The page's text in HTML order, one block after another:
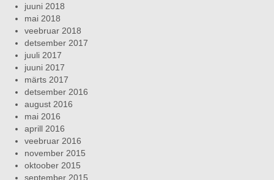
juuni 2018
mai 2018
veebruar 2018
detsember 2017
juuli 2017
juuni 2017
märts 2017
detsember 2016
august 2016
mai 2016
aprill 2016
veebruar 2016
november 2015
oktoober 2015
september 2015